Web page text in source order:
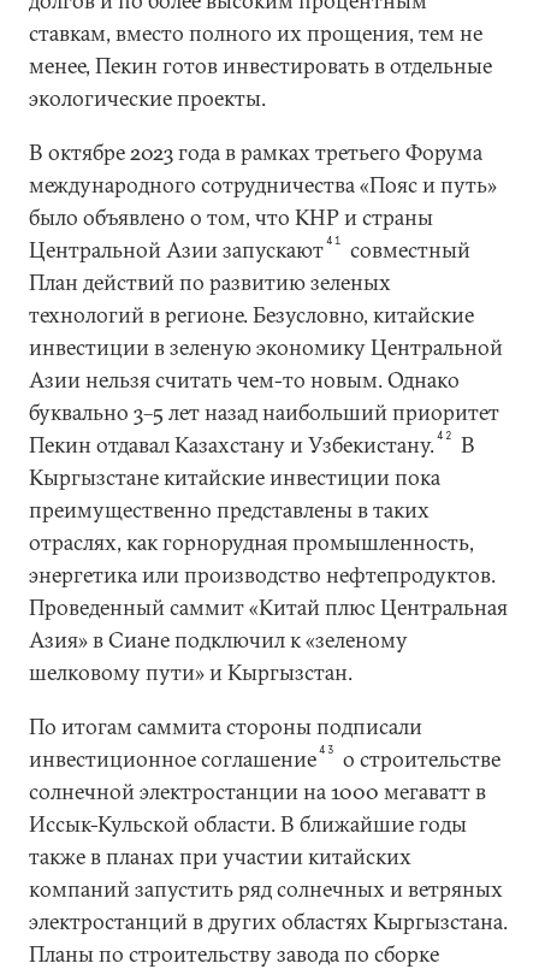
ставкам, вместо полного их прощения, тем не
менее, Пекин готов инвестировать в отдельные
экологические проекты.
В октябре 2023 года в рамках третьего Форума
международного сотрудничества «Пояс и путь»
было объявлено о том, что КНР и страны
Центральной Азии запускают41
совместный
План действий по развитию зеленых
технологий в регионе. Безусловно, китайские
инвестиции в зеленую экономику Центральной
Азии нельзя считать чем-то новым. Однако
буквально 3–5 лет назад наибольший приоритет
Пекин отдавал Казахстану и Узбекистану.42
В
Кыргызстане китайские инвестиции пока
преимущественно представлены в таких
отраслях, как горнорудная промышленность,
энергетика или производство нефтепродуктов.
Проведенный саммит «Китай плюс Центральная
Азия» в Сиане подключил к «зеленому
шелковому пути» и Кыргызстан.
По итогам саммита стороны подписали
инвестиционное соглашение43
о строительстве
солнечной электростанции на 1000 мегаватт в
Иссык-Кульской области. В ближайшие годы
также в планах при участии китайских
компаний запустить ряд солнечных и ветряных
электростанций в других областях Кыргызстана.
Планы по строительству завода по сборке